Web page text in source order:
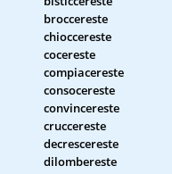
broccereste
chioccereste
cocereste
compiacereste
consocereste
convincereste
cruccereste
decrescereste
dilombereste